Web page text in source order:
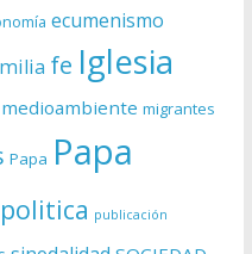
ecumenismo
fe Iglesia
medioambiente migrantes
Papa Papa
politica publicación